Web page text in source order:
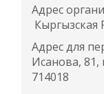
Адрес
Кыргызская
Адрес для
Исанова, 81,
714018